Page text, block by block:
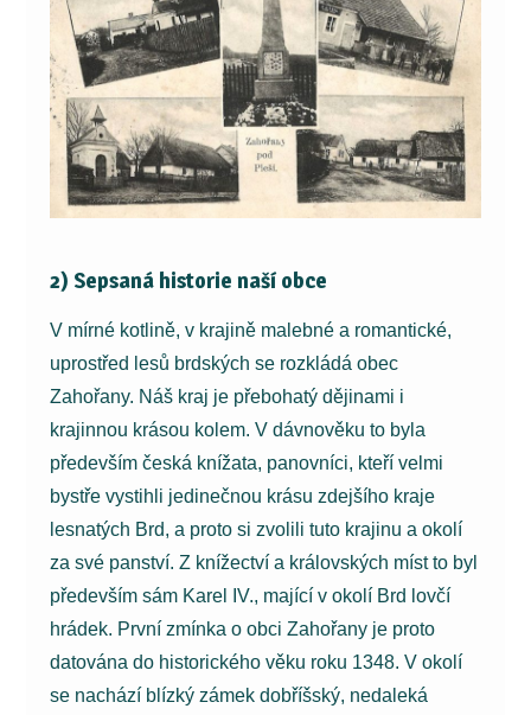
2) Sepsaná historie naší obce
V mírné kotlině, v krajině malebné a romantické,
uprostřed lesů brdských se rozkládá obec
Zahořany. Náš kraj je přebohatý dějinami i
krajinnou krásou kolem. V dávnověku to byla
především česká knížata, panovníci, kteří velmi
bystře vystihli jedinečnou krásu zdejšího kraje
lesnatých Brd, a proto si zvolili tuto krajinu a okolí
za své panství. Z knížectví a královských míst to byl
především sám Karel IV., mající v okolí Brd lovčí
hrádek. První zmínka o obci Zahořany je proto
datována do historického věku roku 1348. V okolí
se nachází blízký zámek dobříšský, nedaleká